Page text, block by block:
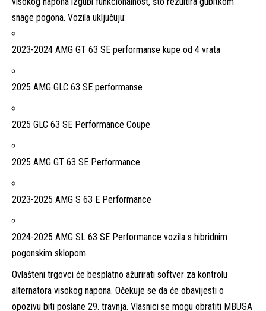
snage pogona. Vozila uključuju:
2023-2024 AMG GT 63 SE performanse kupe od 4 vrata
2025 AMG GLC 63 SE performanse
2025 GLC 63 SE Performance Coupe
2025 AMG GT 63 SE Performance
2023-2025 AMG S 63 E Performance
2024-2025 AMG SL 63 SE Performance vozila s hibridnim
pogonskim sklopom
Ovlašteni trgovci će besplatno ažurirati softver za kontrolu
alternatora visokog napona. Očekuje se da će obavijesti o
opozivu biti poslane 29. travnja. Vlasnici se mogu obratiti MBUSA